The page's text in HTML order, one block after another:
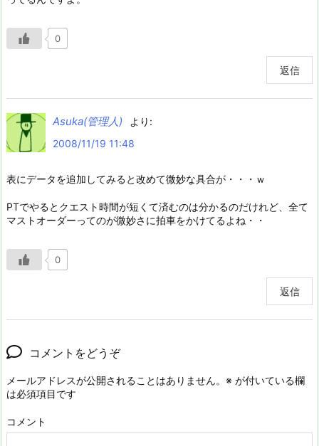
0
返信
Asuka(管理人)
より:
2008/11/19 11:48
表にデータを追加してみると改めて微妙な具合が・・・ｗ
PTでやるとクエスト時間が短くて済むのは分かるのだけれど、全て
マストオーダーってのが微妙さに拍車をかけてるよね・・
0
返信
コメントをどうぞ
メールアドレスが公開されることはありません。 ※ が付いている欄
は必須項目です
コメント